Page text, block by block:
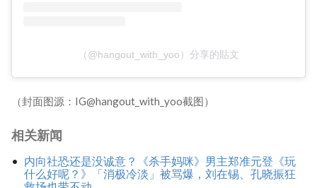
（@hangout_with_yoo）分享的貼文
（封面图源：IG@hangout_with_yoo截图）
相关新闻
内向社恐还是没诚意？《杀手妈咪》男主郑准元登《玩
什么好呢？》「消极冷淡」被骂爆，刘在锡、孔晓振狂